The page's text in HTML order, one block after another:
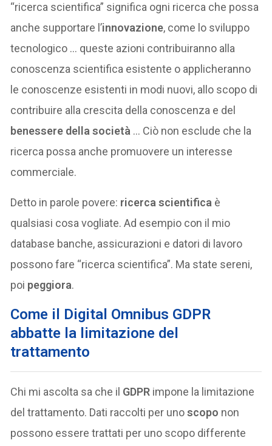
“ricerca scientifica” significa ogni ricerca che possa
anche supportare l’innovazione, come lo sviluppo
tecnologico … queste azioni contribuiranno alla
conoscenza scientifica esistente o applicheranno
le conoscenze esistenti in modi nuovi, allo scopo di
contribuire alla crescita della conoscenza e del
benessere della società … Ciò non esclude che la
ricerca possa anche promuovere un interesse
commerciale.
Detto in parole povere: ricerca scientifica è
qualsiasi cosa vogliate. Ad esempio con il mio
database banche, assicurazioni e datori di lavoro
possono fare “ricerca scientifica”. Ma state sereni,
poi peggiora.
Come il Digital Omnibus GDPR
abbatte la limitazione del
trattamento
Chi mi ascolta sa che il GDPR impone la limitazione
del trattamento. Dati raccolti per unoscopo non
possono essere trattati per uno scopo differente